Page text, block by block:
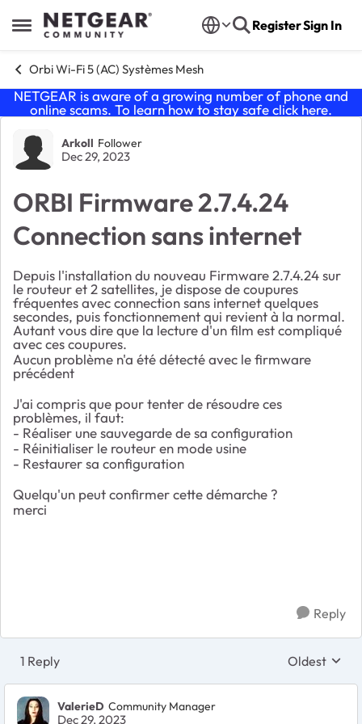
Open Side Menu
Skip to content RegisterSign In
Orbi Wi-Fi 5 (AC) Systèmes Mesh
NETGEAR is aware of a growing number of phone and
online scams. To learn how to stay safe click here.
Forum Discussion
Arkoll Follower
Dec 29, 2023
ORBI Firmware 2.7.4.24
Connection sans internet
Depuis l'installation du nouveau Firmware 2.7.4.24 sur
le routeur et 2 satellites, je dispose de coupures
fréquentes avec connection sans internet quelques
secondes, puis fonctionnement qui revient à la normal.
Autant vous dire que la lecture d'un film est compliqué
avec ces coupures.
Aucun problème n'a été détecté avec le firmware
précédent
J'ai compris que pour tenter de résoudre ces
problèmes, il faut:
- Réaliser une sauvegarde de sa configuration
- Réinitialiser le routeur en mode usine
- Restaurer sa configuration
Quelqu'un peut confirmer cette démarche ?
merci
Reply
1 Reply Replies
Oldest
ValerieD Community Manager
Dec 29, 2023